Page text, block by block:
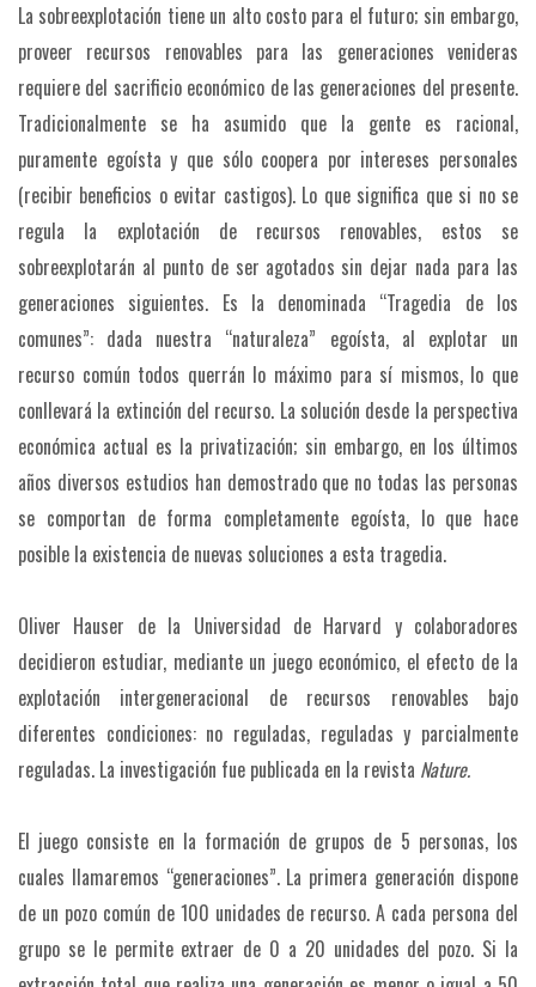
La sobreexplotación tiene un alto costo para el futuro; sin embargo,
proveer recursos renovables para las generaciones venideras
requiere del sacrificio económico de las generaciones del presente.
Tradicionalmente se ha asumido que la gente es racional,
puramente egoísta y que sólo coopera por intereses personales
(recibir beneficios o evitar castigos). Lo que significa que si no se
regula la explotación de recursos renovables, estos se
sobreexplotarán al punto de ser agotados sin dejar nada para las
generaciones siguientes. Es la denominada “Tragedia de los
comunes”: dada nuestra “naturaleza” egoísta, al explotar un
recurso común todos querrán lo máximo para sí mismos, lo que
conllevará la extinción del recurso. La solución desde la perspectiva
económica actual es la privatización; sin embargo, en los últimos
años diversos estudios han demostrado que no todas las personas
se comportan de forma completamente egoísta, lo que hace
posible la existencia de nuevas soluciones a esta tragedia.
Oliver Hauser de la Universidad de Harvard y colaboradores
decidieron estudiar, mediante un juego económico, el efecto de la
explotación intergeneracional de recursos renovables bajo
diferentes condiciones: no reguladas, reguladas y parcialmente
reguladas. La investigación fue publicada en la revista Nature.
El juego consiste en la formación de grupos de 5 personas, los
cuales llamaremos “generaciones”. La primera generación dispone
de un pozo común de 100 unidades de recurso. A cada persona del
grupo se le permite extraer de 0 a 20 unidades del pozo. Si la